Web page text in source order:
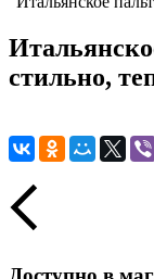
стильно,